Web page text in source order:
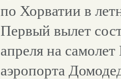
по Хорватии в
Первый вылет
апреля на
аэропорта